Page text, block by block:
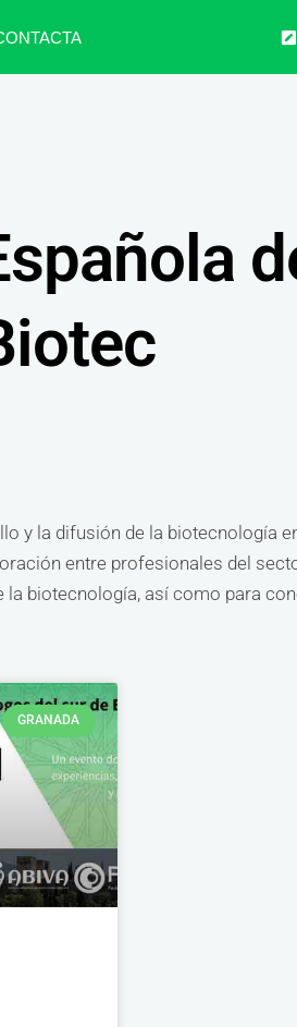
y la difusión de la biotecnología
entre profesionales del
biotecnología, así como para
GRANADA